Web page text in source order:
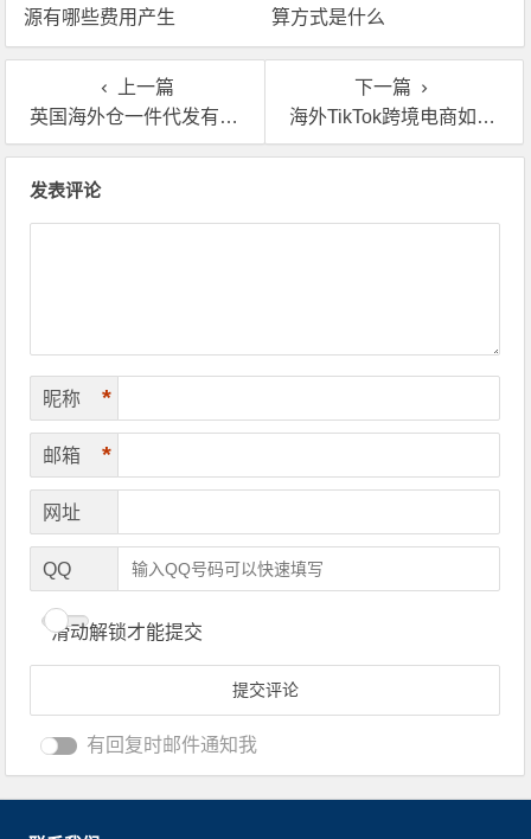
源有哪些费用产生
算方式是什么
上一篇
英国海外仓一件代发有哪些？哪家好？
下一篇
海外TikTok跨境电商如何选英国海外仓一件代发？
发表评论
昵称 *
邮箱 *
网址
QQ
滑动解锁才能提交
有回复时邮件通知我